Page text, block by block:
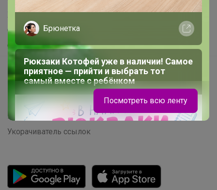
Хиты продаж
Самое желанное
Самое быстрое
Начать зарабатывать с 24-ok
Picabox.ru - Лучшее место для ваших изображений
Розыгрыш - Генератор случайных чисел
Пульс нашего маркетплейса
Укорачиватель ссылок
Брюнетка
Рюкзаки Котофей уже в наличии! Самое
приятное — прийти и выбрать тот
самый вместе с ребёнком
Посмотреть всю ленту